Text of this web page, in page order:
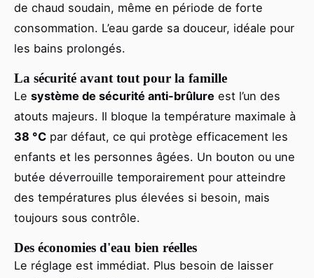
de chaud soudain, même en période de forte
consommation. L’eau garde sa douceur, idéale pour
les bains prolongés.
La sécurité avant tout pour la famille
Le système de sécurité anti-brûlure est l’un des
atouts majeurs. Il bloque la température maximale à
38 °C par défaut, ce qui protège efficacement les
enfants et les personnes âgées. Un bouton ou une
butée déverrouille temporairement pour atteindre
des températures plus élevées si besoin, mais
toujours sous contrôle.
Des économies d'eau bien réelles
Le réglage est immédiat. Plus besoin de laisser